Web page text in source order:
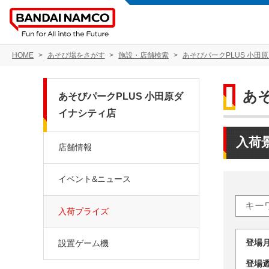
HOME あそび場をさがす 施設・店舗検索 あそびパークPLUS 小田
あ
入荷
登
登
あそびパークPLUS 小田原ダ
イナシティ店
店舗情報
イベント&ニュース
入荷プライズ
設置ゲーム機